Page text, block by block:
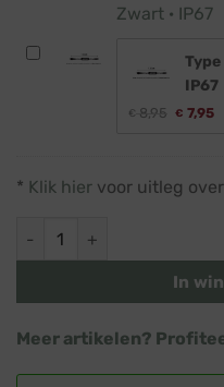
Startkabel
·
Zwart · IP67
IP67
€ 8,95 € 7,95
* Klik hier voor uitleg
In
Meer artikelen?